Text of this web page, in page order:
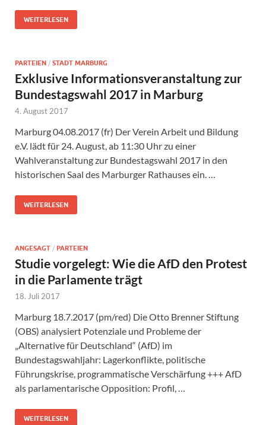
WEITERLESEN
PARTEIEN / STADT MARBURG
Exklusive Informationsveranstaltung zur
Bundestagswahl 2017 in Marburg
4. August 2017
Marburg 04.08.2017 (fr) Der Verein Arbeit und Bildung
e.V. lädt für 24. August, ab 11:30 Uhr zu einer
Wahlveranstaltung zur Bundestagswahl 2017 in den
historischen Saal des Marburger Rathauses ein. …
WEITERLESEN
ANGESAGT / PARTEIEN
Studie vorgelegt: Wie die AfD den Protest
in die Parlamente trägt
18. Juli 2017
Marburg 18.7.2017 (pm/red) Die Otto Brenner Stiftung
(OBS) analysiert Potenziale und Probleme der
„Alternative für Deutschland“ (AfD) im
Bundestagswahljahr: Lagerkonflikte, politische
Führungskrise, programmatische Verschärfung +++ AfD
als parlamentarische Opposition: Profil, …
WEITERLESEN